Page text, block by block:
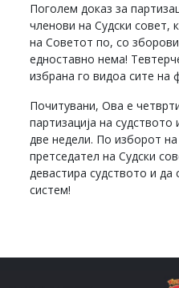
Поголем доказ за
членови на Судски совет,
на Советот по, со
едноставно нема!
избрана го видоа сите на
Почитувани, Ова е
партизација на
две недели. По изборот
претседател на Судски
девастира судството и да
систем!